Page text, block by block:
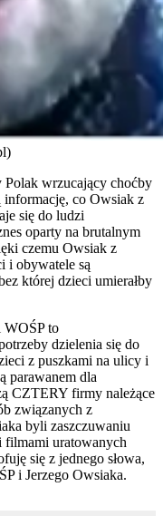
Polak wrzucający choćby
informację, co Owsiak z
się do ludzi
oparty na brutalnym
czemu Owsiak z
i obywatele są
której dzieci umierałby
WOŚP to
dzielenia się do
z puszkami na ulicy i
parawanem dla
CZTERY firmy należące
związanych z
byli zaszczuwaniu
filmami uratowanych
się z jednego słowa,
i Jerzego Owsiaka.